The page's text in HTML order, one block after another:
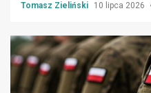
Tomasz Zieliński 10 lipca 2026